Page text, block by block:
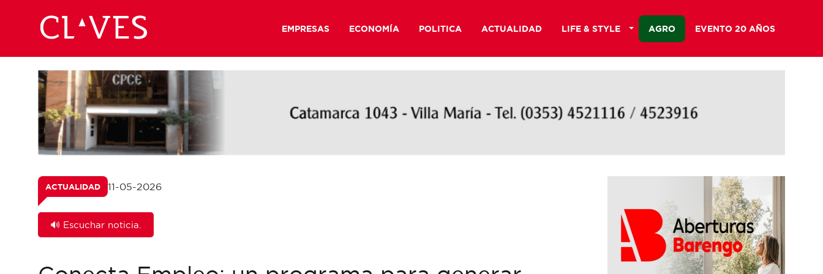
EMPRESAS ECONOMÍA POLITICA ACTUALIDAD LIFE & STYLE AGRO EVENTO 20 AÑOS
ACTUALIDAD 11-05-2026
🔊 Escuchar noticia.